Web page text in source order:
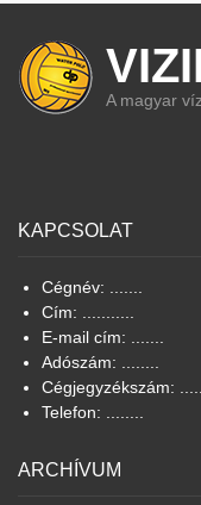
A magyar
KAPCSOLAT
Cégnév: .......
Cím: ...........
E-mail cím: .......
Adószám: ........
Cégjegyzékszám:
Telefon: ........
ARCHÍVUM